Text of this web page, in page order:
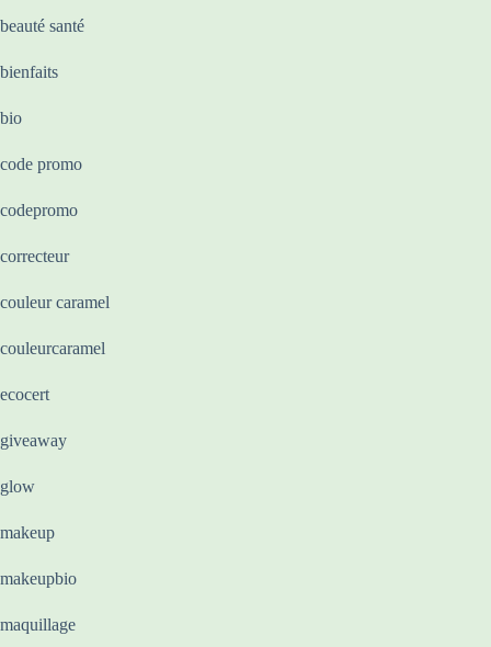
beauté santé
bienfaits
bio
code promo
codepromo
correcteur
couleur caramel
couleurcaramel
ecocert
giveaway
glow
makeup
makeupbio
maquillage